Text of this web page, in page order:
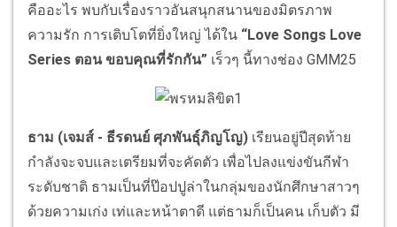
คืออะไร พบกับเรื่องราวอันสนุกสนานของมิตรภาพ
ความรัก การเติบโตที่ยิ่งใหญ่ ได้ใน “Love Songs Love
Series ตอน ขอบคุณที่รักกัน” เร็วๆ นี้ทางช่อง GMM25
ธาม (เจมส์ - ธีรดนย์ ศุภพันธุ์ภิญโญ) เรียนอยู่ปีสุดท้าย
กำลังจะจบและเตรียมที่จะคัดตัว เพื่อไปลงแข่งขันกีฬา
ระดับชาติ ธามเป็นที่ป๊อปปูล่าในกลุ่มของนักศึกษาสาวๆ
ด้วยความเก่ง เท่และหน้าตาดี แต่ธามก็เป็นคน เก็บตัว มี